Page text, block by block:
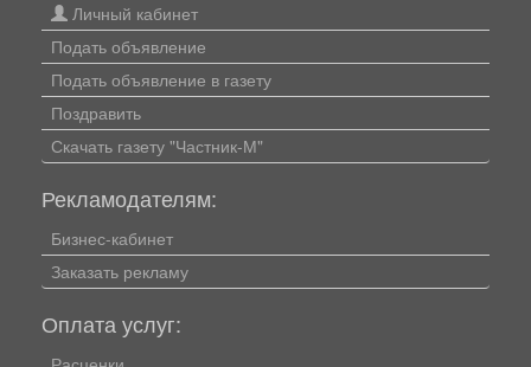
Личный кабинет
Подать объявление
Подать объявление в газету
Поздравить
Скачать газету "Частник-М"
Рекламодателям:
Бизнес-кабинет
Заказать рекламу
Оплата услуг: